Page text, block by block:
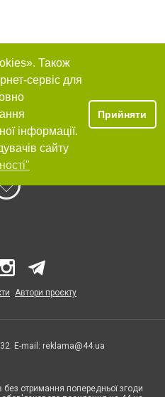
Також
сервіс для
інформації.
сайту
Прийняти
Автори проєкту
E-mail: reklama@44.ua
без отримання попередньої згоди